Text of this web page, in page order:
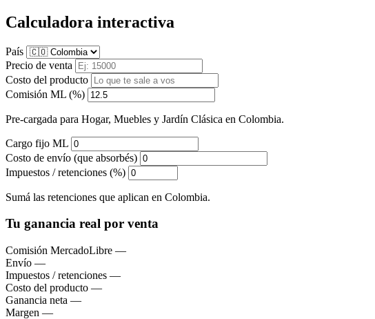
Calculadora interactiva
País
Precio de venta
Costo del producto
Comisión ML (%)
Pre-cargada para Hogar, Muebles y Jardín Clásica en Colombia.
Cargo fijo ML
Costo de envío (que absorbés)
Impuestos / retenciones (%)
Sumá las retenciones que aplican en Colombia.
Tu ganancia real por venta
Comisión MercadoLibre —
Envío —
Impuestos / retenciones —
Costo del producto —
Ganancia neta —
Margen —